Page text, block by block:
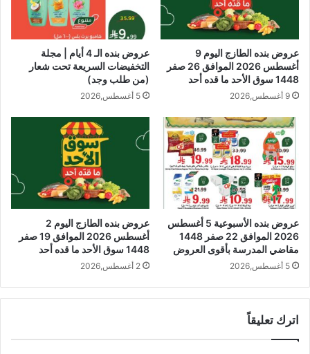
عروض بنده الطازج اليوم 9
أغسطس 2026 الموافق 26 صفر
1448 سوق الأحد ما قده أحد
9 أغسطس,2026
عروض بنده الـ 4 أيام | مجلة
التخفيضات السريعة تحت شعار
(من طلب وجد)
5 أغسطس,2026
عروض بنده الأسبوعية 5 أغسطس
2026 الموافق 22 صفر 1448
مقاضي المدرسة بأقوى العروض
5 أغسطس,2026
عروض بنده الطازج اليوم 2
أغسطس 2026 الموافق 19 صفر
1448 سوق الأحد ما قده أحد
2 أغسطس,2026
اترك تعليقاً